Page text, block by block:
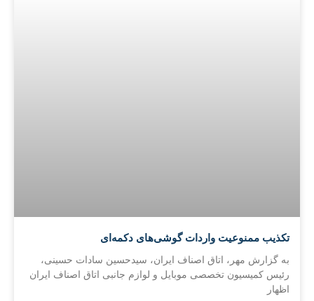
تکذیب ممنوعیت واردات گوشی‌های دکمه‌ای
به گزارش مهر، اتاق اصناف ایران، سیدحسین سادات حسینی،
رئیس کمیسیون تخصصی موبایل و لوازم جانبی اتاق اصناف ایران
اظهار